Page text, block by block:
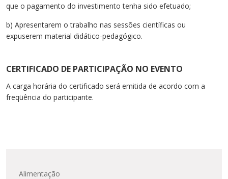
Univates
Crie
de Idiomas
Culturais
& Você - Comunidade
que o pagamento do investimento tenha sido efetuado;
b) Apresentarem o trabalho nas sessões científicas ou
expuserem material didático-pedagógico.
CERTIFICADO DE PARTICIPAÇÃO NO EVENTO
A carga horária do certificado será emitida de acordo com a
freqüência do participante.
Alimentação